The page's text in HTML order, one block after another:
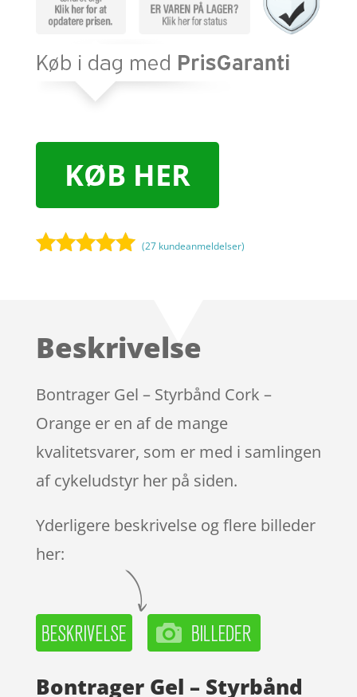
KØB HER
kundebedøm
(27 kundeanmeldelser)
Beskrivelse
Bontrager Gel – Styrbånd Cork –
Orange er en af de mange
kvalitetsvarer, som er med i samlingen
af cykeludstyr her på siden.
Yderligere beskrivelse og flere billeder
her:
Bontrager Gel – Styrbånd